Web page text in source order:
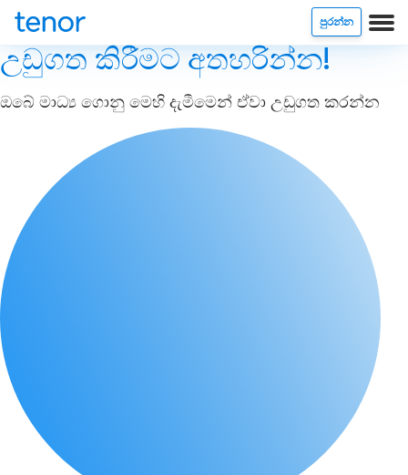
පුරන්න
උඩුගත කිරීමට අතහරින්න!
ඔබේ මාධ්‍ය ගොනු මෙහි දැමීමෙන් ඒවා උඩුගත කරන්න